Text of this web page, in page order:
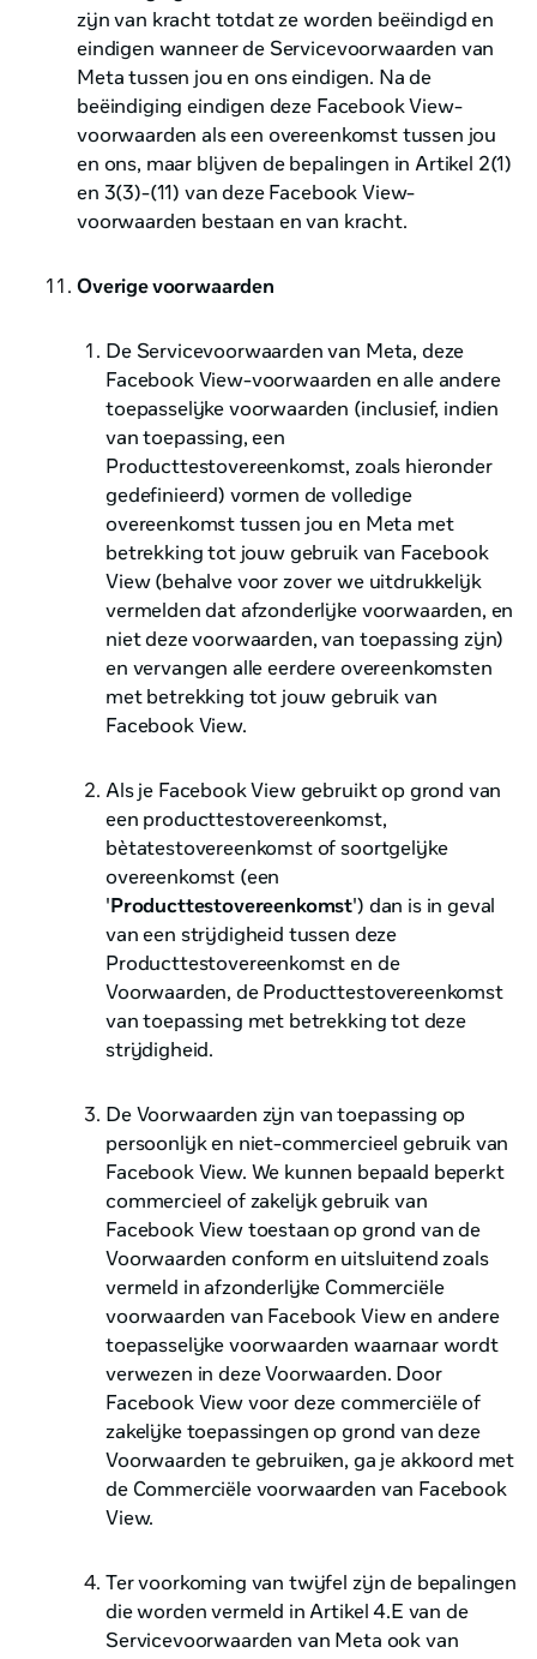
zijn van kracht totdat ze worden beëindigd en
eindigen wanneer de Servicevoorwaarden van
Meta tussen jou en ons eindigen. Na de
beëindiging eindigen deze Facebook View-
voorwaarden als een overeenkomst tussen jou
en ons, maar blijven de bepalingen in Artikel 2(1)
en 3(3)-(11) van deze Facebook View-
voorwaarden bestaan en van kracht.
Overige voorwaarden
De Servicevoorwaarden van Meta, deze
Facebook View-voorwaarden en alle andere
toepasselijke voorwaarden (inclusief, indien
van toepassing, een
Producttestovereenkomst, zoals hieronder
gedefinieerd) vormen de volledige
overeenkomst tussen jou en Meta met
betrekking tot jouw gebruik van Facebook
View (behalve voor zover we uitdrukkelijk
vermelden dat afzonderlijke voorwaarden, en
niet deze voorwaarden, van toepassing zijn)
en vervangen alle eerdere overeenkomsten
met betrekking tot jouw gebruik van
Facebook View.
Als je Facebook View gebruikt op grond van
een producttestovereenkomst,
bètatestovereenkomst of soortgelijke
overeenkomst (een
'Producttestovereenkomst') dan is in geval
van een strijdigheid tussen deze
Producttestovereenkomst en de
Voorwaarden, de Producttestovereenkomst
van toepassing met betrekking tot deze
strijdigheid.
De Voorwaarden zijn van toepassing op
persoonlijk en niet-commercieel gebruik van
Facebook View. We kunnen bepaald beperkt
commercieel of zakelijk gebruik van
Facebook View toestaan op grond van de
Voorwaarden conform en uitsluitend zoals
vermeld in afzonderlijke Commerciële
voorwaarden van Facebook View en andere
toepasselijke voorwaarden waarnaar wordt
verwezen in deze Voorwaarden. Door
Facebook View voor deze commerciële of
zakelijke toepassingen op grond van deze
Voorwaarden te gebruiken, ga je akkoord met
de Commerciële voorwaarden van Facebook
View.
Ter voorkoming van twijfel zijn de bepalingen
die worden vermeld in Artikel 4.E van de
Servicevoorwaarden van Meta ook van